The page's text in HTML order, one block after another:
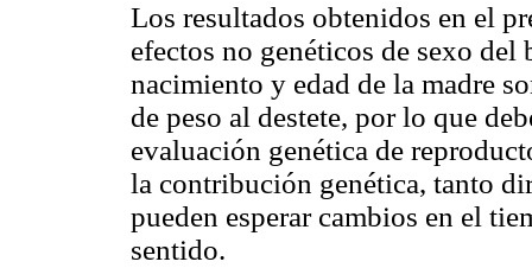
Los resultados obtenidos en el
efectos no genéticos de sexo del
nacimiento y edad de la madre
de peso al destete, por lo que
evaluación genética de
la contribución genética, tanto
pueden esperar cambios en el
sentido.